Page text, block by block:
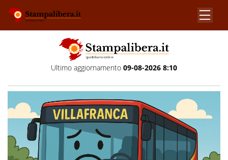
Ultimo aggiornamento 09-08-2026 8:10